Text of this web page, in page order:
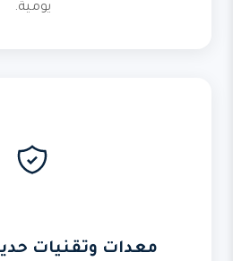
يومية.
معدات وتقنيات